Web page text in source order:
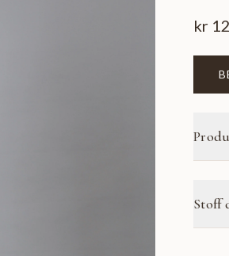
kr
Stoff